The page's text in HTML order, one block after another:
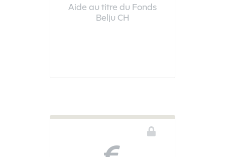
Aide au titre du Fonds
Belju CH